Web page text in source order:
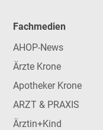
Fachmedien
AHOP-News
Ärzte Krone
Apotheker Krone
ARZT & PRAXIS
Ärztin+Kind